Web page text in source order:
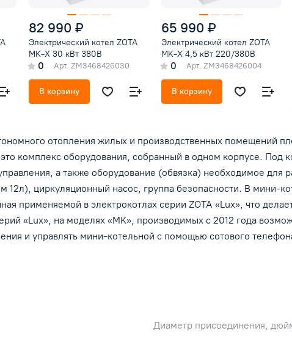
82 990 ₽
Электрический котел ZOTA
MK-X 30 кВт 380В
0 Арт.ZM3468426030
В корзину
65 990 ₽
Электрический котел ZOTA
MK-X 4,5 кВт 220/380В
0 Арт. ZM3468426004
В корзину
отопления жилых и производственных помещений
комплекс оборудования, собранный в одном корпусе.
а также оборудование (обвязка) необходимое для
циркуляционный насос, группа безопасности. В мини-
применяемой в электрокотлах серии ZOTA «Lux», что
«Lux», на моделях «MK», производимых с 2012 года
и управлять мини-котельной с помощью сотового
Диаметр присоединения,